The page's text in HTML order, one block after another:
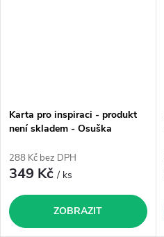
Karta pro inspiraci - produkt
není skladem - Osuška
288 Kč bez DPH
349 Kč/ ks
ZOBRAZIT